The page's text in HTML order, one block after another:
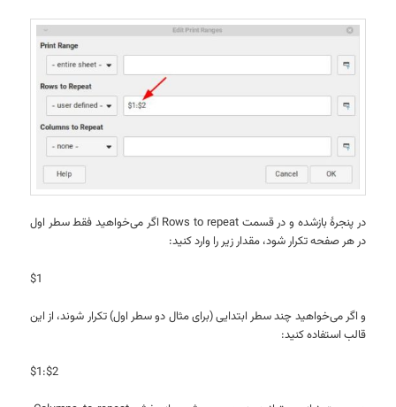
در پنجرهٔ بازشده و در قسمت Rows to repeat اگر می‌خواهید فقط سطر اول
در هر صفحه تکرار شود، مقدار زیر را وارد کنید:
$1
و اگر می‌خواهید چند سطر ابتدایی (برای مثال دو سطر اول) تکرار شوند، از این
قالب استفاده کنید:
$1:$2